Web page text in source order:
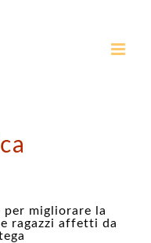
per migliorare la
ragazzi affetti da